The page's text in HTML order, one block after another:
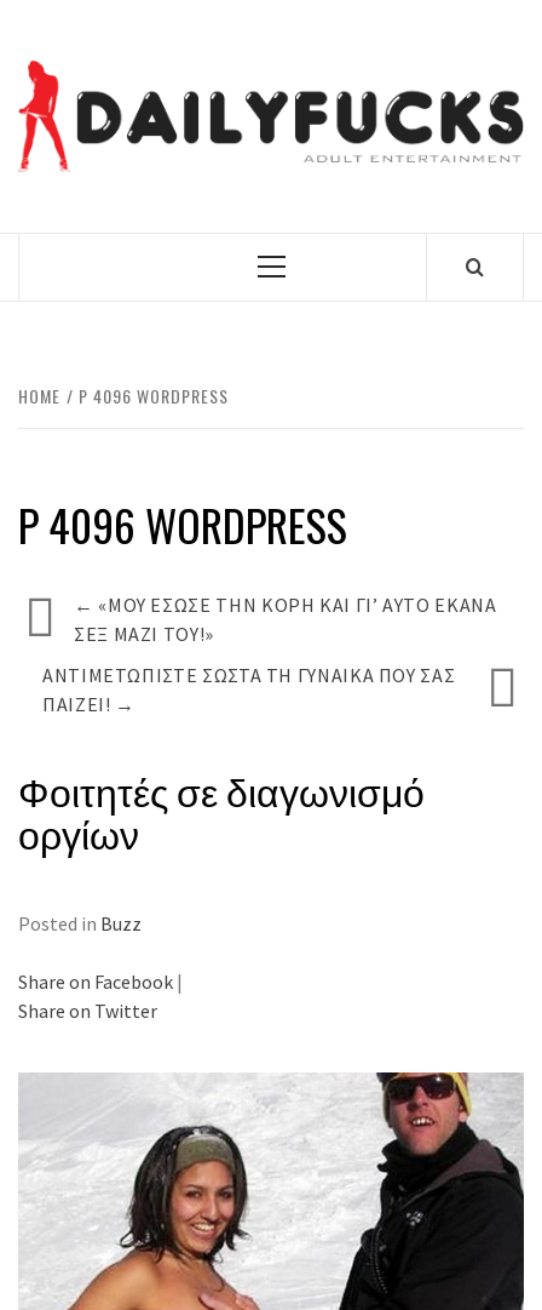
content
Primary
HOME P 4096 WORDPRESS
P 4096 WORDPRESS
← «ΜΟΥ ΈΣΩΣΕ ΤΗΝ ΚΌΡΗ ΚΑΙ ΓΙ’ ΑΥΤΌ ΈΚΑΝΑ
ΣΕΞ ΜΑΖΊ ΤΟΥ!»
ΑΝΤΙΜΕΤΩΠΊΣΤΕ ΣΩΣΤΆ ΤΗ ΓΥΝΑΊΚΑ ΠΟΥ ΣΑΣ
ΠΑΊΖΕΙ! →
Φοιτητές σε διαγωνισμό
οργίων
Posted in Buzz
Share on Facebook |
Share on Twitter